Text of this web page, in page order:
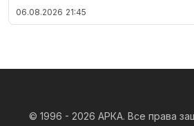
06.08.2026 21:45
© 1996 - 2026 АРКА. Все права